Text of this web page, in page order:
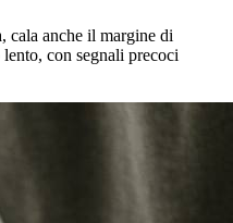
cala anche il margine di
con segnali precoci